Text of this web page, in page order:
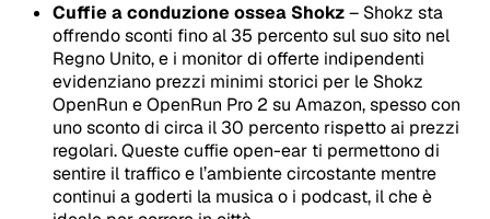
Cuffie a conduzione ossea Shokz– Shokz sta
offrendo sconti fino al 35 percento sul suo sito nel
Regno Unito, e i monitor di offerte indipendenti
evidenziano prezzi minimi storici per le Shokz
OpenRun e OpenRun Pro 2 su Amazon, spesso con
uno sconto di circa il 30 percento rispetto ai prezzi
regolari. Queste cuffie open-ear ti permettono di
sentire il traffico e l’ambiente circostante mentre
continui a goderti la musica o i podcast, il che è